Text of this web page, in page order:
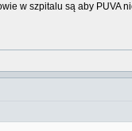
w szpitalu są aby PUVA